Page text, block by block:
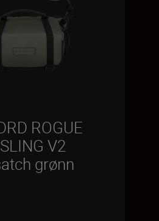
ROGUE
V2
grønn